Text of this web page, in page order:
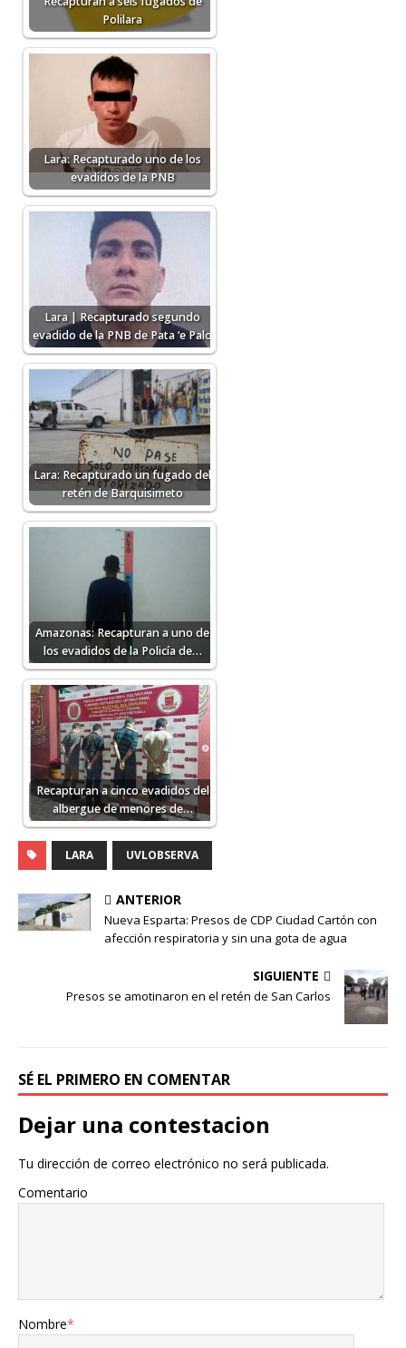
Polilara
Lara: Recapturado uno de los
evadidos de la PNB
Lara | Recapturado segundo
evadido de la PNB de Pata ‘e Palo
Lara: Recapturado un fugado del
retén de Barquisimeto
Amazonas: Recapturan a uno de
los evadidos de la Policía de…
Recapturan a cinco evadidos del
albergue de menores de…
LARA UVLOBSERVA
ANTERIOR
Nueva Esparta: Presos de CDP Ciudad Cartón con
afección respiratoria y sin una gota de agua
SIGUIENTE
Presos se amotinaron en el retén de San Carlos
SÉ EL PRIMERO EN COMENTAR
Dejar una contestacion
Tu dirección de correo electrónico no será publicada.
Comentario
Nombre*